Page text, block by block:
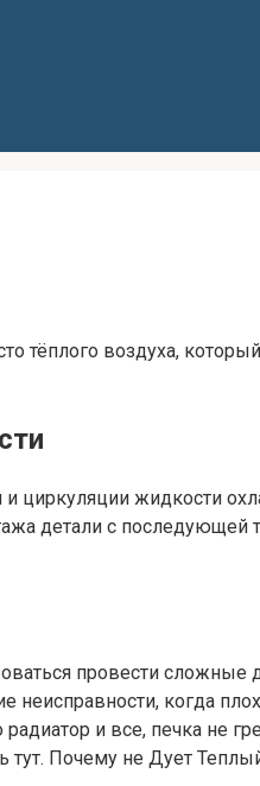
тёплого воздуха,
циркуляции жидкости
детали с
провести
когда
и все, печка не
тут. Почему не Дует